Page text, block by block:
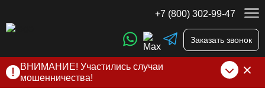
+7 (800) 302-99-47
Заказать звонок
ВНИМАНИЕ! Участились случаи
мошенничества!